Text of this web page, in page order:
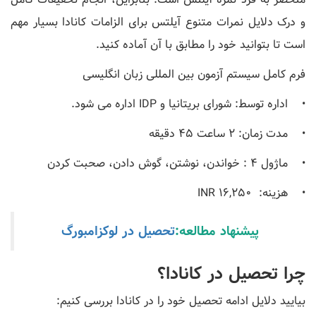
و درک دلایل نمرات متنوع آیلتس برای الزامات کانادا بسیار مهم
است تا بتوانید خود را مطابق با آن آماده کنید.
فرم کامل سیستم آزمون بین المللی زبان انگلیسی
• اداره توسط: شورای بریتانیا و IDP اداره می شود.
• مدت زمان: 2 ساعت 45 دقیقه
• ماژول 4 : خواندن، نوشتن، گوش دادن، صحبت کردن
• هزینه: INR 16,250
پیشنهاد مطالعه:تحصیل در لوکزامبورگ
چرا تحصیل در کانادا؟
بیایید دلایل ادامه تحصیل خود را در کانادا بررسی کنیم: